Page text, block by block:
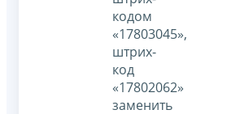
кодом
«17803045»,
штрих-
код
«17802062»
заменить